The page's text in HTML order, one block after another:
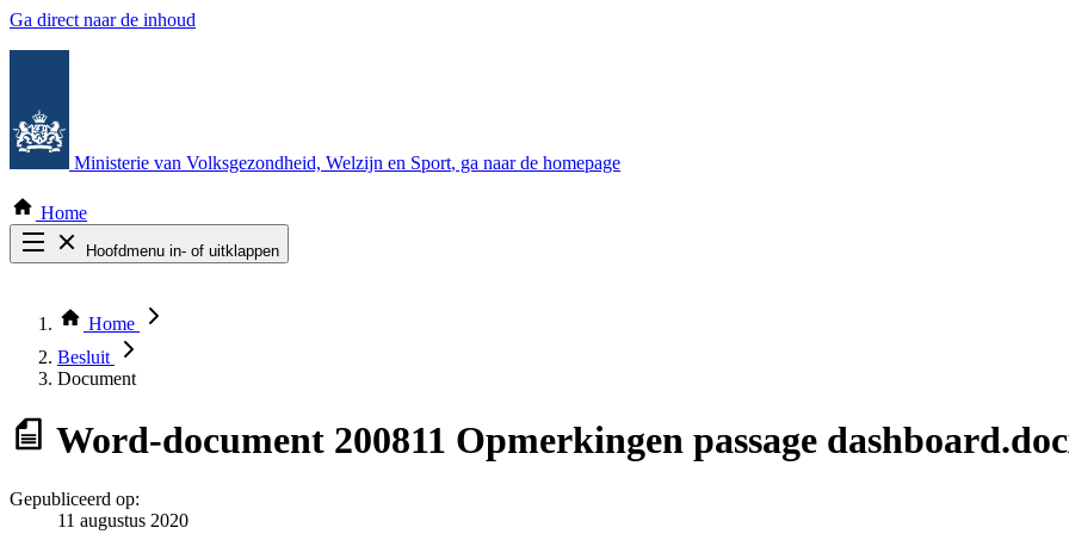
Ga direct naar de inhoud
Ministerie van Volksgezondheid, Welzijn en Sport, ga naar de homepage
Home
Hoofdmenu in- of uitklappen
Thema COVID-19
Bekijk per bestuursorgaan
Home
Besluit
Document
Word-document 200811 Opmerkingen passage
Gepubliceerd op:
11 augustus 2020